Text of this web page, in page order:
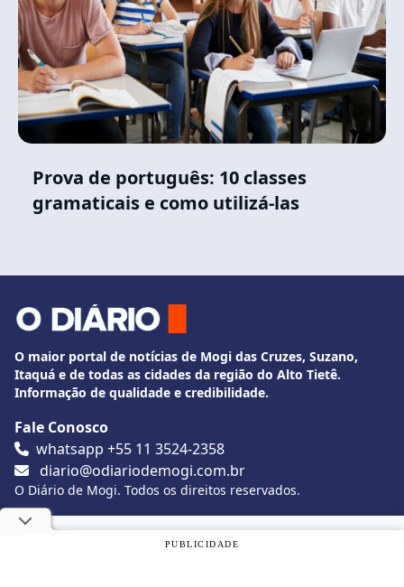
Prova de português: 10 classes
gramaticais e como utilizá-las
O maior portal de notícias de Mogi das Cruzes, Suzano,
Itaquá e de todas as cidades da região do Alto Tietê.
Informação de qualidade e credibilidade.
Fale Conosco
whatsapp +55 11 3524-2358
diario@odiariodemogi.com.br
O Diário de Mogi. Todos os direitos reservados.
Siga O Diário nas redes sociais
Utilizamos cookies, de acordo com a nossa
PUBLICIDADE